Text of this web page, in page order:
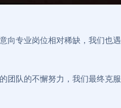
向专业岗位相对稀缺，我们也遇
团队的不懈努力，我们最终克服